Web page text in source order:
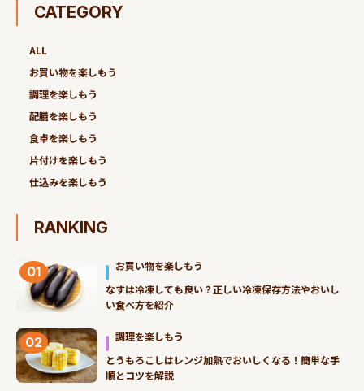
CATEGORY
ALL
お買い物を楽しもう
調理を楽しもう
配膳を楽しもう
食卓を楽しもう
片付けを楽しもう
仕込みを楽しもう
RANKING
01
お買い物を楽しもう
なすは冷凍しても良い？正しい冷凍保存方法やおいし
い食べ方を紹介
02
調理を楽しもう
とうもろこしはレンジ加熱でおいしくなる！簡単な手
順とコツを解説